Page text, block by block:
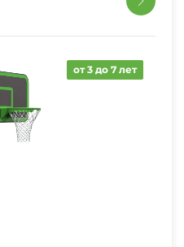
от 3 до 7 лет